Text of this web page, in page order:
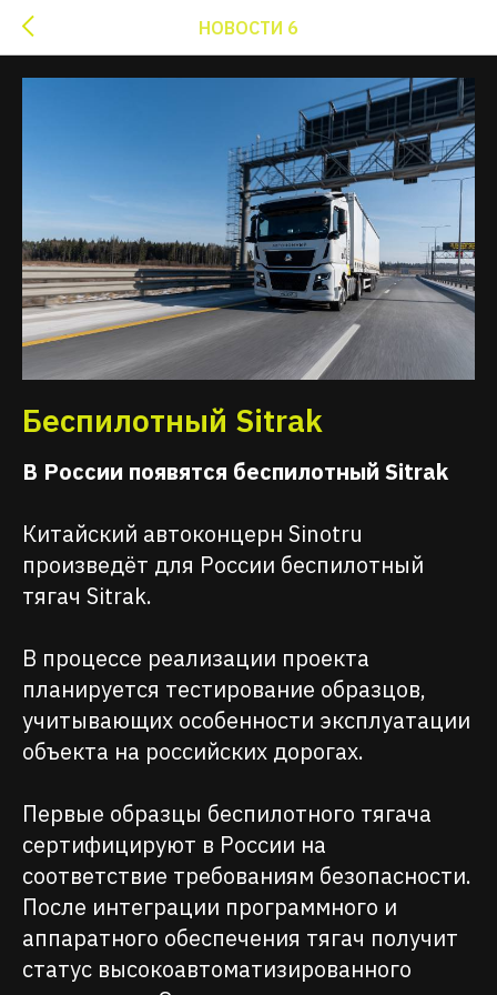
НОВОСТИ 6
Беспилотный Sitrak
В России появятся беспилотный Sitrak
Китайский автоконцерн Sinotru
произведёт для России беспилотный
тягач Sitrak.
В процессе реализации проекта
планируется тестирование образцов,
учитывающих особенности эксплуатации
объекта на российских дорогах.
Первые образцы беспилотного тягача
сертифицируют в России на
соответствие требованиям безопасности.
После интеграции программного и
аппаратного обеспечения тягач получит
статус высокоавтоматизированного